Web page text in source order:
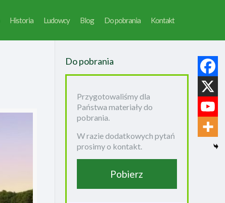
Historia Ludowcy Blog Do pobrania Kontakt
Do pobrania
Przygotowaliśmy dla
Państwa materiały do
pobrania.
W razie dodatkowych pytań
prosimy o kontakt.
Pobierz